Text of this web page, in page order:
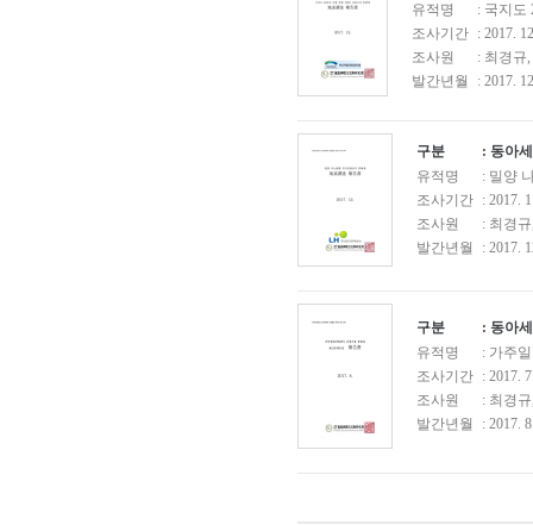
유적명
: 국지도
조사기간 : 2017.
조사원
: 최경규
발간년월
: 2017.
구분
: 동아
유적명
: 밀양
조사기간 : 2017.
조사원
: 최경
발간년월
: 2017.
구분
: 동아
유적명
: 가주
조사기간 : 2017.
조사원
: 최경
발간년월
: 2017.